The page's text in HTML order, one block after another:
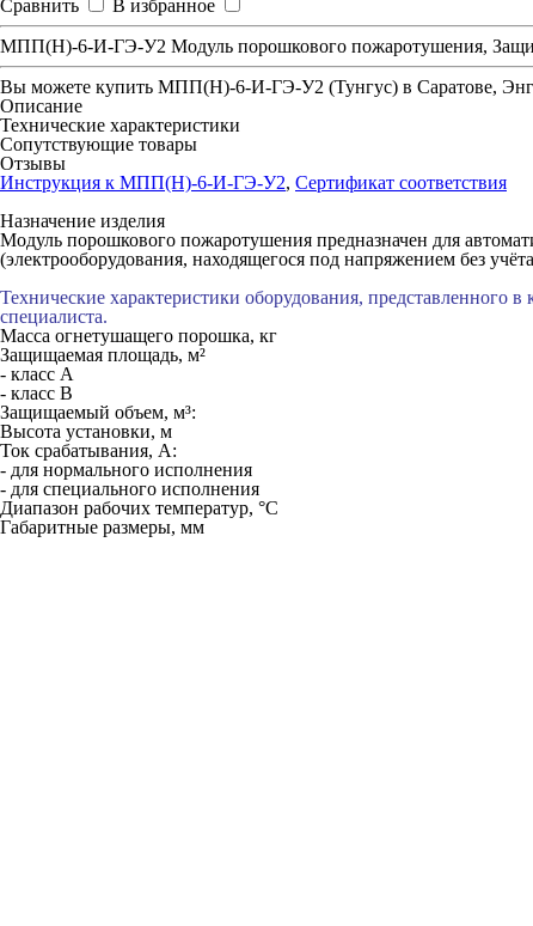
Сравнить
В избранное
МПП(Н)-6-И-ГЭ-У2 Модуль порошкового пожаротушения,
Вы можете купить МПП(Н)-6-И-ГЭ-У2 (Тунгус) в Саратове,
Описание
Технические характеристики
Сопутствующие товары
Отзывы
Инструкция к МПП(Н)-6-И-ГЭ-У2, Сертификат соответствия
Назначение изделия
Модуль порошкового пожаротушения предназначен для
(электрооборудования, находящегося под напряжением без
Технические характеристики оборудования, представленного
специалиста.
Масса огнетушащего порошка, кг
Защищаемая площадь, м²
- класс А
- класс В
Защищаемый объем, м³:
Высота установки, м
Ток срабатывания, А:
- для нормального исполнения
- для специального исполнения
Диапазон рабочих температур, °С
Габаритные размеры, мм